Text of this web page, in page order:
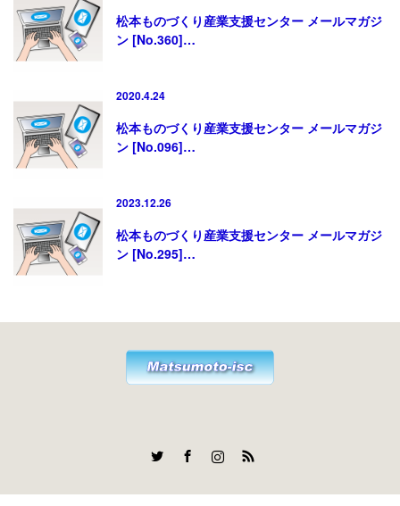
松本ものづくり産業支援センター メールマガジ
ン [No.360]…
2020.4.24
松本ものづくり産業支援センター メールマガジ
ン [No.096]…
2023.12.26
松本ものづくり産業支援センター メールマガジ
ン [No.295]…
RSS